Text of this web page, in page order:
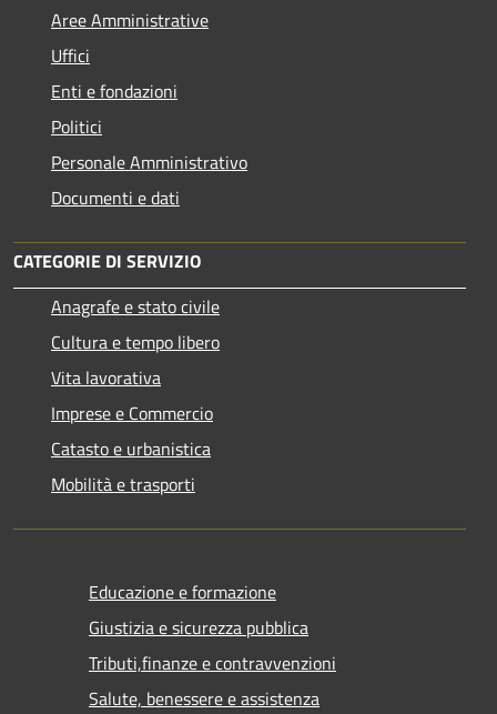
Aree Amministrative
Uffici
Enti e fondazioni
Politici
Personale Amministrativo
Documenti e dati
CATEGORIE DI SERVIZIO
Anagrafe e stato civile
Cultura e tempo libero
Vita lavorativa
Imprese e Commercio
Catasto e urbanistica
Mobilità e trasporti
Educazione e formazione
Giustizia e sicurezza pubblica
Tributi,finanze e contravvenzioni
Salute, benessere e assistenza